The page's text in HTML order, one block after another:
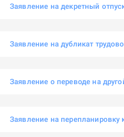
Заявление на декретный
Заявление на дубликат
Заявление о переводе на
Заявление на перепланировку